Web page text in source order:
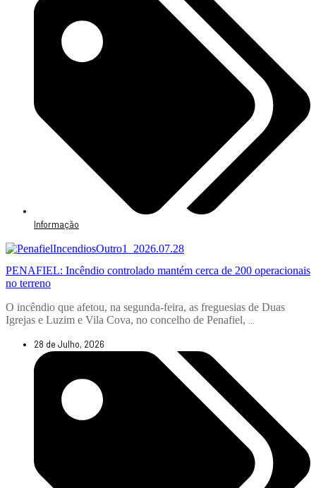
Informação
PENAFIEL: Incêndio controlado mantém cerca de 200 operacionais
no terreno
O incêndio que afetou, na segunda-feira, as freguesias de Duas
Igrejas e Luzim e Vila Cova, no concelho de Penafiel,
28 de Julho, 2026